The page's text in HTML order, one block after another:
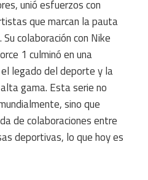
unió esfuerzos con
que marcan la pauta
colaboración con Nike
1 culminó en una
legado del deporte y la
gama. Esta serie no
sino que
de colaboraciones entre
deportivas, lo que hoy es